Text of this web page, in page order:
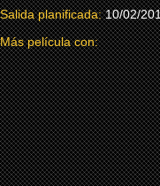
Salida planificada:10/02/
Más película con: